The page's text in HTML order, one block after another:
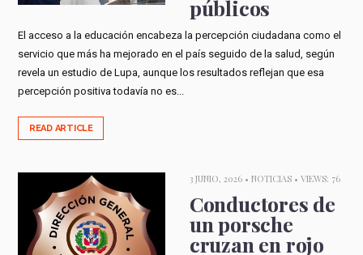
públicos
El acceso a la educación encabeza la percepción ciudadana como el
servicio que más ha mejorado en el país seguido de la salud, según
revela un estudio de Lupa, aunque los resultados reflejan que esa
percepción positiva todavía no es...
READ ARTICLE
3 JUNIO, 2026 • NOTICIAS• VIEWS: 76
Conductores de
un porsche
cruzan en rojo